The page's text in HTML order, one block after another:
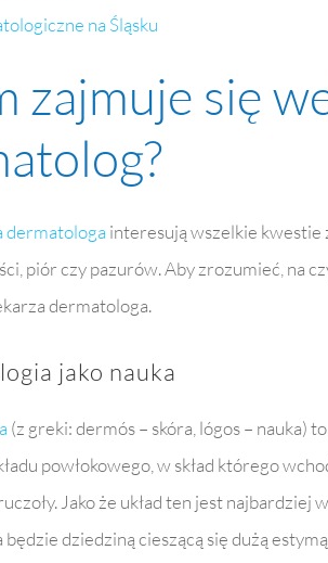
na Śląsku
zajmuje się
interesują wszelkie kwestie
piór czy pazurów. Aby zrozumieć, na
dermatologa.
jako nauka
(z greki: dermós – skóra, lógos – nauka)
powłokowego, w skład którego
Jako że układ ten jest najbardziej
dziedziną cieszącą się dużą